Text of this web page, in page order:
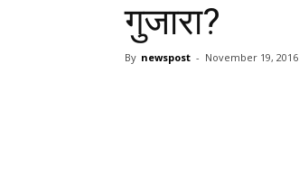
गुजारा?
By newspost - November 19, 2016